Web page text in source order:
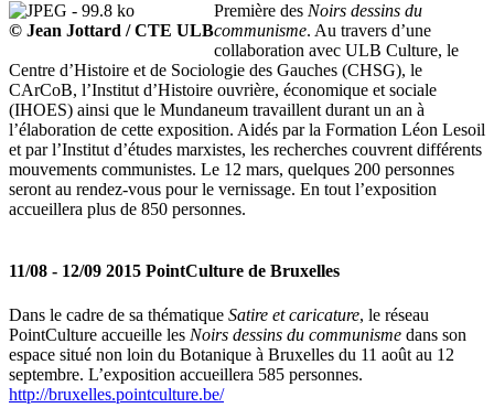
© Jean Jottard / CTE ULB
Première des Noirs dessins du
communisme. Au travers d’une
collaboration avec ULB Culture, le
Centre d’Histoire et de Sociologie des Gauches (CHSG), le
CArCoB, l’Institut d’Histoire ouvrière, économique et sociale
(IHOES) ainsi que le Mundaneum travaillent durant un an à
l’élaboration de cette exposition. Aidés par la Formation Léon Lesoil
et par l’Institut d’études marxistes, les recherches couvrent différents
mouvements communistes. Le 12 mars, quelques 200 personnes
seront au rendez-vous pour le vernissage. En tout l’exposition
accueillera plus de 850 personnes.
11/08 - 12/09 2015 PointCulture de Bruxelles
Dans le cadre de sa thématique Satire et caricature, le réseau
PointCulture accueille les Noirs dessins du communisme dans son
espace situé non loin du Botanique à Bruxelles du 11 août au 12
septembre. L’exposition accueillera 585 personnes.
http://bruxelles.pointculture.be/